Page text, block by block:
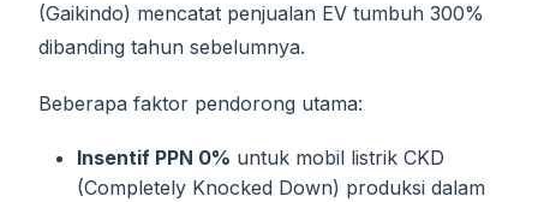
(Gaikindo) mencatat penjualan EV tumbuh 300%
dibanding tahun sebelumnya.
Beberapa faktor pendorong utama:
Insentif PPN 0% untuk mobil listrik CKD
(Completely Knocked Down) produksi dalam